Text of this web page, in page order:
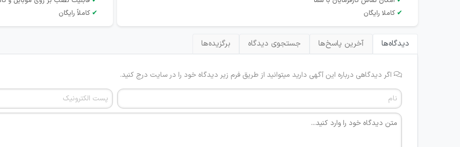
✔ کاملا رایگان
✔ کاملاً رایگان
دیدگاه‌ها آخرین پاسخ‌ها جستجوی دیدگاه برگزیده‌ها
اگر دیدگاهی درباره این آگهی دارید میتوانید از طریق فرم زیر دیدگاه خود را در سایت درج کنید.